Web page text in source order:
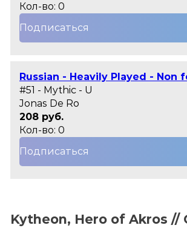
Кол-во: 0
Подписаться
Russian - Heavily Played - Non
#51 - Mythic - U
Jonas De Ro
208 руб.
Кол-во: 0
Подписаться
Kytheon, Hero of Akros //